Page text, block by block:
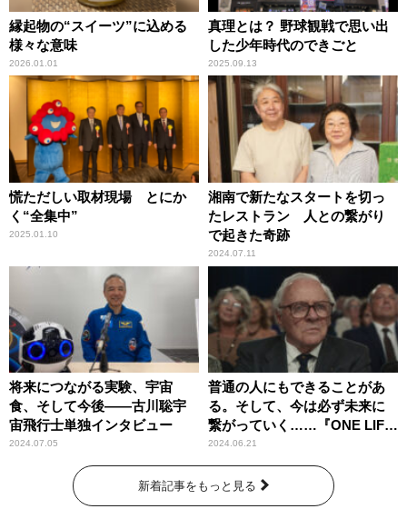
縁起物の“スイーツ”に込める
様々な意味
2026.01.01
真理とは？ 野球観戦で思い出
した少年時代のできごと
2025.09.13
慌ただしい取材現場 とにか
く“全集中”
2025.01.10
湘南で新たなスタートを切っ
たレストラン 人との繋がり
で起きた奇跡
2024.07.11
将来につながる実験、宇宙
食、そして今後――古川聡宇
宙飛行士単独インタビュー
2024.07.05
普通の人にもできることがあ
る。そして、今は必ず未来に
繋がっていく……『ONE LIFE
奇跡が繋いだ6000の命』
2024.06.21
新着記事をもっと見る